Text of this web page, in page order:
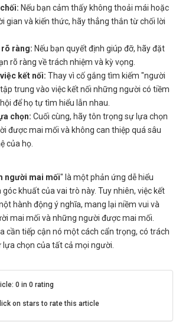
Nếu bạn cảm thấy không thoải mái hoặc
gian và kiến thức, hãy thẳng thắn từ chối lời
ràng: Nếu bạn quyết định giúp đỡ, hãy đặt
rõ ràng về trách nhiệm và kỳ vọng.
kết nối: Thay vì cố gắng tìm kiếm "người
trung vào việc kết nối những người có tiềm
để họ tự tìm hiểu lẫn nhau.
chọn: Cuối cùng, hãy tôn trọng sự lựa chọn
được mai mối và không can thiệp quá sâu
của họ.
người mai mối" là một phản ứng dễ hiểu
khuất của vai trò này. Tuy nhiên, việc kết
hành động ý nghĩa, mang lại niềm vui và
mai mối và những người được mai mối.
cần tiếp cận nó một cách cẩn trọng, có trách
chọn của tất cả mọi người.
0 in 0 rating
on stars to rate this article